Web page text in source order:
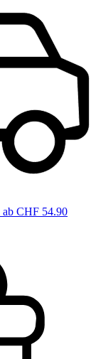
ab CHF 54.90